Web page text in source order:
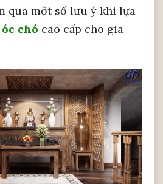
qua một số lưu ý khi lựa
chó cao cấp cho gia